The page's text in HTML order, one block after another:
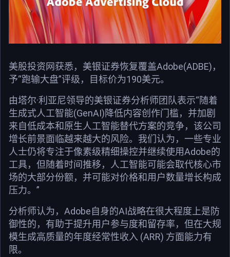
美股投资网获悉，美银证券恢复覆盖Adobe(ADBE)，
予“跑输大盘”评级，目标价为190美元。
由塔尔·利亚尼领导的美银证券分析师团队表示“随着
生成式人工智能(GenAI)降低内容创作门槛，并加剧
来自低成本和原生人工智能替代方案的竞争，该公司
增长前景面临越来越大的风险。我们认为，一些专业
人士仍将专注于像素级精细操控并继续使用Adobe的
工具，但随着时间推移，人工智能可能会取代核心市
场的大部分份额，并可能对价格和用户数量增长构成
压力。”
分析师认为，Adobe自身的AI战略在很大程度上是防
御性的，有助于提升用户参与度和留存率，但在大规
模生成高质量的年度经常性收入 (ARR) 方面能力有
限。